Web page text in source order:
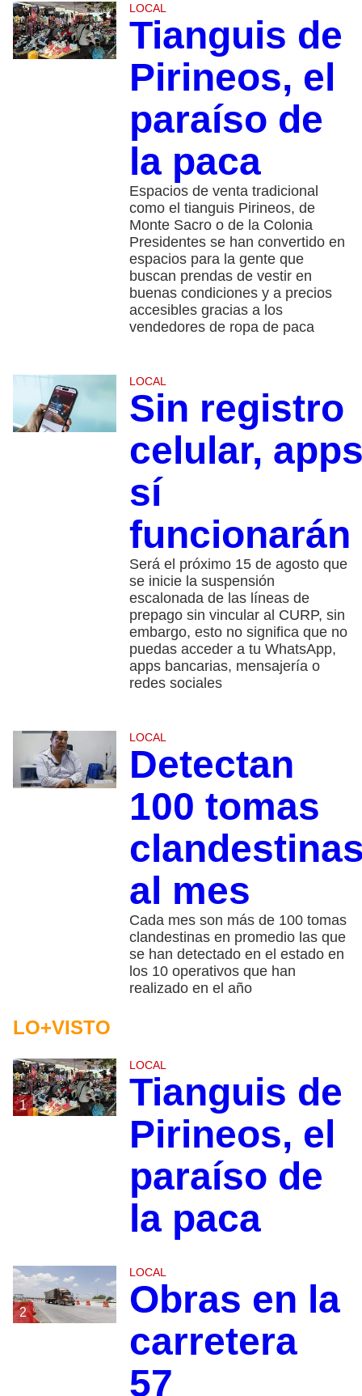
LOCAL
Tianguis de
Pirineos, el
paraíso de
la paca
Espacios de venta tradicional
como el tianguis Pirineos, de
Monte Sacro o de la Colonia
Presidentes se han convertido en
espacios para la gente que
buscan prendas de vestir en
buenas condiciones y a precios
accesibles gracias a los
vendedores de ropa de paca
LOCAL
Sin registro
celular,
sí
funcionarán
Será el próximo 15 de agosto que
se inicie la suspensión
escalonada de las líneas de
prepago sin vincular al CURP, sin
embargo, esto no significa que no
puedas acceder a tu WhatsApp,
apps bancarias, mensajería o
redes sociales
LOCAL
Detectan
100 tomas
al mes
Cada mes son más de 100 tomas
clandestinas en promedio las que
se han detectado en el estado en
los 10 operativos que han
realizado en el año
LO+VISTO
1
LOCAL
Tianguis de
Pirineos, el
paraíso de
la paca
2
LOCAL
Obras en la
carretera
57